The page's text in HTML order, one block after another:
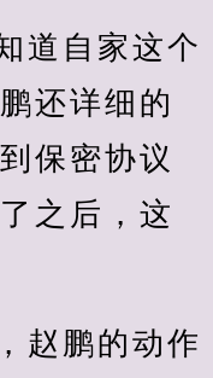
道自家这个
还详细的
保密协议
之后，这
赵鹏的动作